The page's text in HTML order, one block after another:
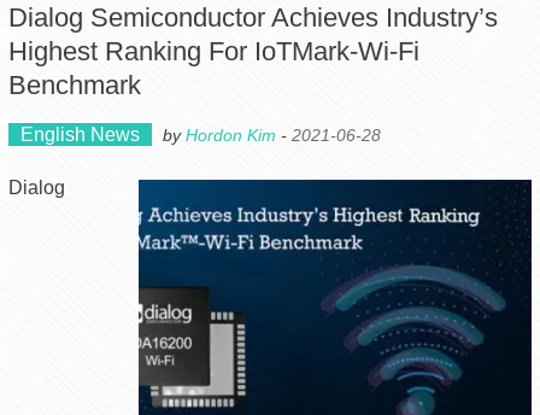
Dialog Semiconductor Achieves Industry’s
Highest Ranking For IoTMark-Wi-Fi
Benchmark
English News byHordon Kim - 2021-06-28
Dialog